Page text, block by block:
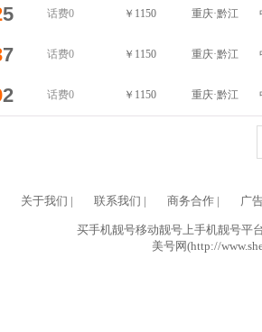
5 话费0 ￥1150 重庆·黔江
7 话费0 ￥1150 重庆·黔江
2 话费0 ￥1150 重庆·黔江
关于我们 | 联系我们 | 商务合作| 广
买手机靓号移动靓号上手机靓号平
美号网(http://